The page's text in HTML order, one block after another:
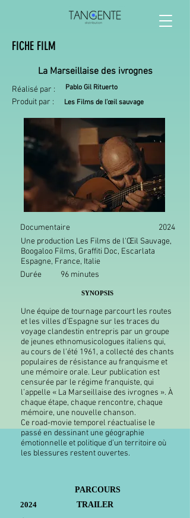
FICHE FILM
La Marseillaise des ivrognes
Réalisé par : Pablo Gil Rituerto
Produit par : Les Films de l’œil sauvage
Documentaire
2024
Une production Les Films de l'Œil Sauvage,
Boogaloo Films, Graffiti Doc, Escarlata
Espagne, France, Italie
Durée
96 minutes
SYNOPSIS
Une équipe de tournage parcourt les routes
et les villes d’Espagne sur les traces du
voyage clandestin entrepris par un groupe
de jeunes ethnomusicologues italiens qui,
au cours de l'été 1961, a collecté des chants
populaires de résistance au franquisme et
une mémoire orale. Leur publication est
censurée par le régime franquiste, qui
l’appelle « La Marseillaise des ivrognes ». À
chaque étape, chaque rencontre, chaque
mémoire, une nouvelle chanson.
Ce road-movie temporel réactualise le
passé en dessinant une géographie
émotionnelle et politique d’un territoire où
les blessures restent ouvertes.
PARCOURS
2024 TRAILER